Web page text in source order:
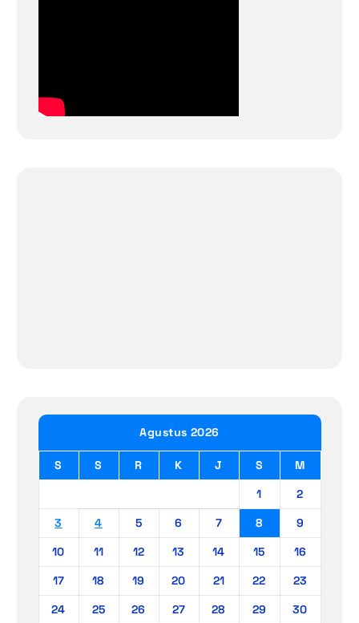
Agustus 2026
S S R K J S
M
1
2
3
4 5 6 7 8
9
10
11 12 13 14 15
16
17
18 19 20 21 22
23
24
25 26 27 28 29
30